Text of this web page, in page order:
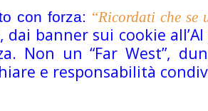
con forza: “Ricordati che se
banner sui cookie
Non un “Far West”,
e responsabilità